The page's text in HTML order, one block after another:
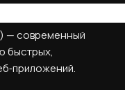
— современный
быстрых,